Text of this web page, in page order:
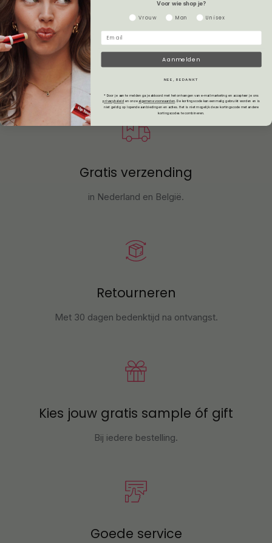
Veelgestelde vragen
Gratis verzending
in Nederland en België.
Retourneren
Met 30 dagen bedenktijd na ontvangst.
Kies jouw gratis sample óf gift
Bij iedere bestelling.
Goede service
Voor wie shop je?
Gender
Vrouw Man Unisex
Aanmelden
NEE, BEDANKT
* Door je aan te melden ga je akkoord met het ontvangen van e-mailmarketing en accepteer je ons
privacybeleid en onze algemene voorwaarden .De kortingscode kan eenmalig gebruikt worden en is
niet geldig op lopende aanbiedingen en acties. Het is niet mogelijk deze kortingscode met andere
kortingscodes te combineren.